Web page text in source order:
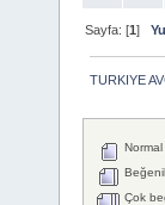
Sayfa: [1]
TURKIYE
Çok